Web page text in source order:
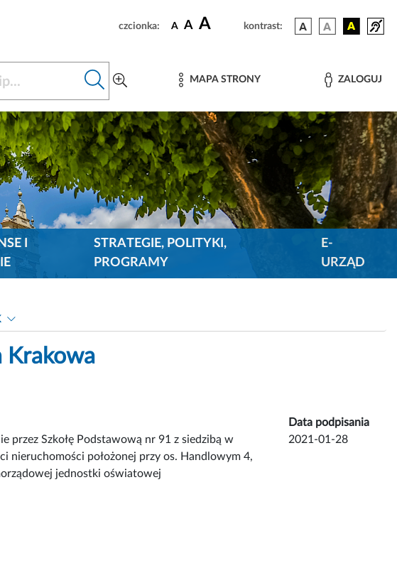
czcionka: A A A kontrast:
MAPA STRONY ZALOGUJ
I
STRATEGIE, POLITYKI,
PROGRAMY
E-
URZĄD
Krakowa
Data podpisania
przez Szkołę Podstawową nr 91 z siedzibą w
nieruchomości położonej przy os. Handlowym 4,
jednostki oświatowej
2021-01-28